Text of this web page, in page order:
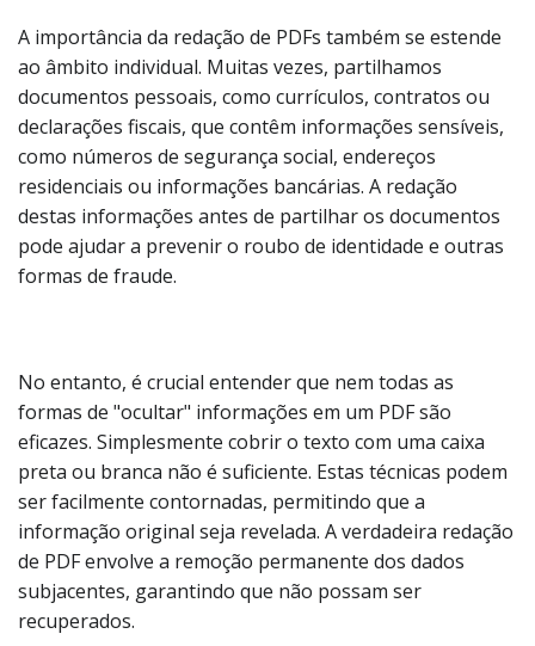
A importância da redação de PDFs também se estende
ao âmbito individual. Muitas vezes, partilhamos
documentos pessoais, como currículos, contratos ou
declarações fiscais, que contêm informações sensíveis,
como números de segurança social, endereços
residenciais ou informações bancárias. A redação
destas informações antes de partilhar os documentos
pode ajudar a prevenir o roubo de identidade e outras
formas de fraude.
No entanto, é crucial entender que nem todas as
formas de "ocultar" informações em um PDF são
eficazes. Simplesmente cobrir o texto com uma caixa
preta ou branca não é suficiente. Estas técnicas podem
ser facilmente contornadas, permitindo que a
informação original seja revelada. A verdadeira redação
de PDF envolve a remoção permanente dos dados
subjacentes, garantindo que não possam ser
recuperados.